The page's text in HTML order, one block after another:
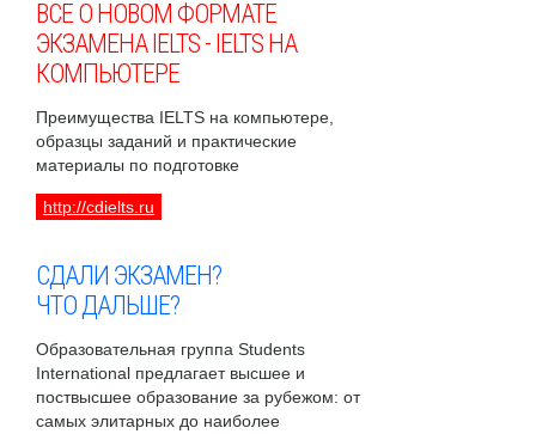
ВСЕ О НОВОМ ФОРМАТЕ
ЭКЗАМЕНА IELTS - IELTS НА
КОМПЬЮТЕРЕ
Преимущества IELTS на компьютере,
образцы заданий и практические
материалы по подготовке
http://cdielts.ru
СДАЛИ ЭКЗАМЕН?
ЧТО ДАЛЬШЕ?
Образовательная группа Students
International предлагает высшее и
поствысшее образование за рубежом: от
самых элитарных до наиболее